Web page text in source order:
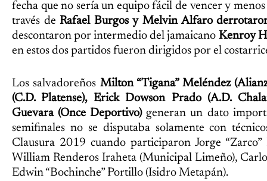
fecha que no sería un equipo fácil de vencer y
través deRafael Burgos y Melvin Alfaro
descontaron por intermedio del jamaicano Kenroy
en estos dos partidos fueron dirigidos por el
Los salvadoreños Milton “Tigana” Meléndez
(C.D. Platense), Erick Dowson Prado (A.D.
Guevara (Once Deportivo)generan un dato
semifinales no se disputaba solamente con
Clausura 2019 cuando participaron Jorge
William Renderos Iraheta (Municipal Limeño),
Edwin “Bochinche” Portillo (Isidro Metapán).